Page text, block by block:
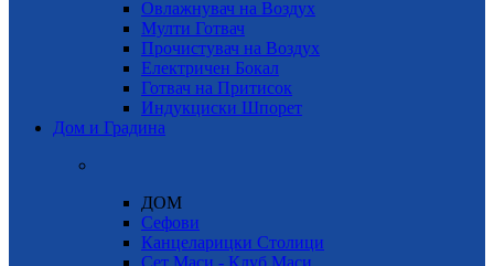
Овлажнувач на Воздух
Мулти Готвач
Прочистувач на Воздух
Електричен Бокал
Готвач на Притисок
Индукциски Шпорет
Дом и Градина
ДОМ
Сефови
Канцеларицки Столици
Сет Маси - Клуб Маси